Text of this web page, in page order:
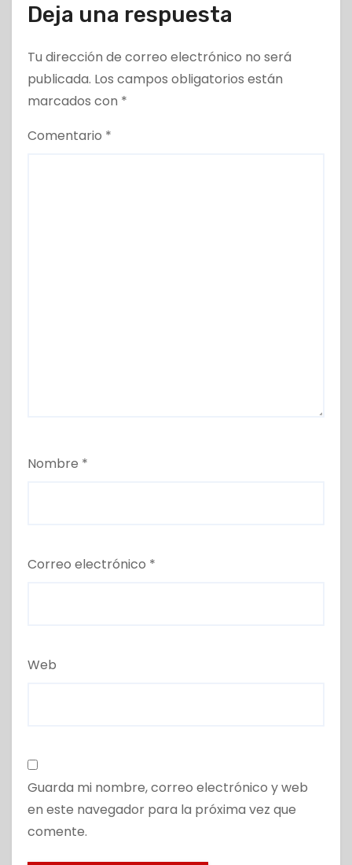
Deja una respuesta
Tu dirección de correo electrónico no será
publicada. Los campos obligatorios están
marcados con *
Comentario *
Nombre *
Correo electrónico *
Web
Guarda mi nombre, correo electrónico y web
en este navegador para la próxima vez que
comente.